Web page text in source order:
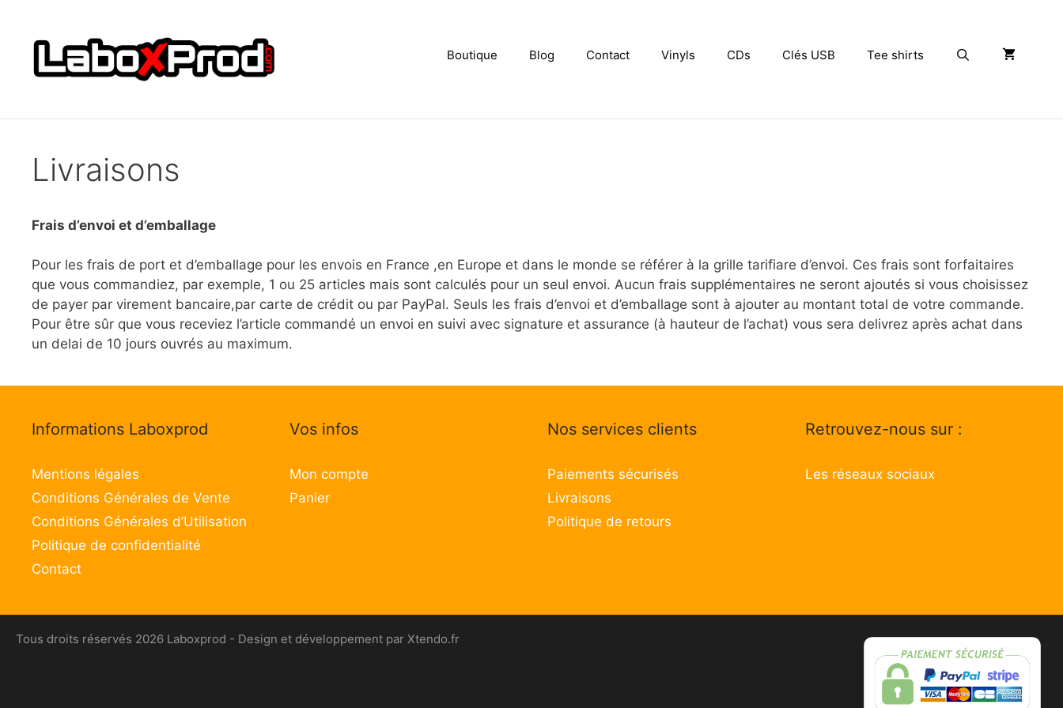
contenu
Boutique Blog Contact Vinyls CDs Clés USB Tee shirts Rechercher
Livraisons
Frais d’envoi et d’emballage
Pour les frais de port et d’emballage pour les envois en France ,en Europe et dans le monde se référer à la grille tarifiare d’envoi. Ces frais sont forfaitaires
que vous commandiez, par exemple, 1 ou 25 articles mais sont calculés pour un seul envoi. Aucun frais supplémentaires ne seront ajoutés si vous choisissez
de payer par virement bancaire,par carte de crédit ou par PayPal. Seuls les frais d’envoi et d’emballage sont à ajouter au montant total de votre commande.
Pour être sûr que vous receviez l’article commandé un envoi en suivi avec signature et assurance (à hauteur de l’achat) vous sera delivrez après achat dans
un delai de 10 jours ouvrés au maximum.
Informations Laboxprod
Mentions légales
Conditions Générales de Vente
Conditions Générales d’Utilisation
Politique de confidentialité
Contact
Vos infos
Mon compte
Panier
Nos services clients
Paiements sécurisés
Livraisons
Politique de retours
Retrouvez-nous sur :
Les réseaux sociaux
Tous droits réservés 2026 Laboxprod - Design et développement par Xtendo.fr